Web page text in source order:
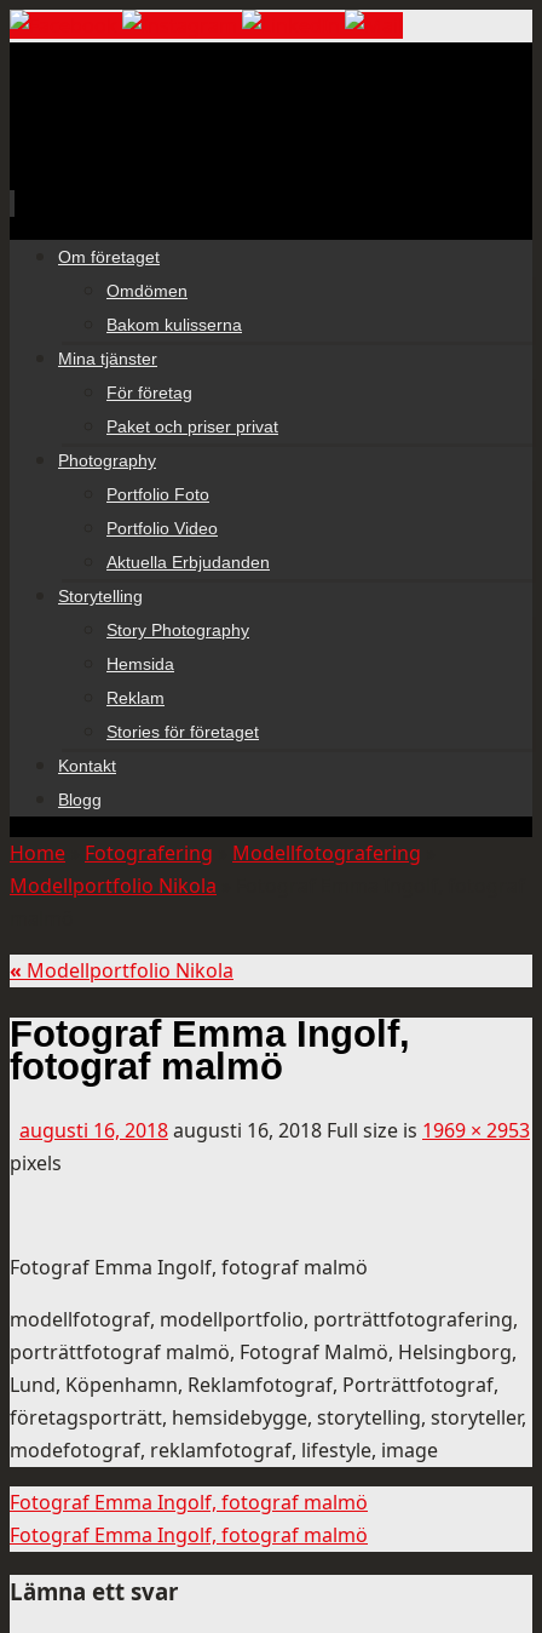
Om företaget
Omdömen
Bakom kulisserna
Mina tjänster
För företag
Paket och priser privat
Photography
Portfolio Foto
Portfolio Video
Aktuella Erbjudanden
Storytelling
Story Photography
Hemsida
Reklam
Stories för företaget
Kontakt
Blogg
Home Fotografering Modellfotografering
Modellportfolio Nikola
« Modellportfolio Nikola
Fotograf Emma Ingolf,
fotograf malmö
augusti 16, 2018augusti 16, 2018 Full size is 1969 × 2953
pixels
Fotograf Emma Ingolf, fotograf malmö
modellfotograf, modellportfolio, porträttfotografering,
porträttfotograf malmö, Fotograf Malmö, Helsingborg,
Lund, Köpenhamn, Reklamfotograf, Porträttfotograf,
företagsporträtt, hemsidebygge, storytelling, storyteller,
modefotograf, reklamfotograf, lifestyle, image
Fotograf Emma Ingolf, fotograf malmö
Fotograf Emma Ingolf, fotograf malmö
Lämna ett svar